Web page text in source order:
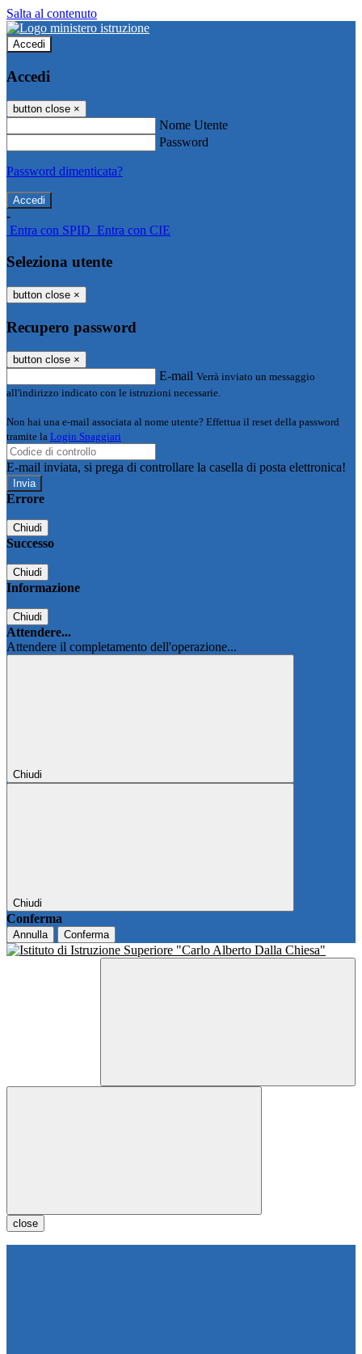
Salta al contenuto
Accedi
Accedi
button close ×
Nome Utente
Password
Password dimenticata?
-
Entra con SPID Entra con CIE
Seleziona utente
button close ×
Recupero password
button close ×
E-mail Verrà inviato un messaggio
all'indirizzo indicato con le istruzioni necessarie.
Non hai una e-mail associata al nome utente? Effettua il reset della password
tramite la Login Spaggiari
E-mail inviata, si prega di controllare la casella di posta elettronica!
Errore
Chiudi
Successo
Chiudi
Informazione
Chiudi
Attendere...
Attendere il completamento dell'operazione...
Chiudi
Chiudi
Conferma
Annulla Conferma
close